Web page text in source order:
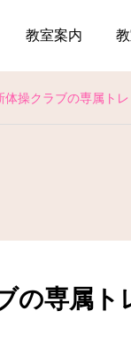
教室案内
体操クラブの専属ト
の専属ト